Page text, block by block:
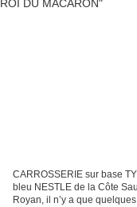
CARROSSERIE sur base
bleu NESTLE de la Côte
Royan, il n’y a que